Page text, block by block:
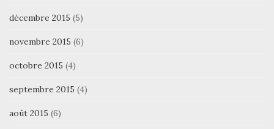
décembre 2015 (5)
novembre 2015 (6)
octobre 2015 (4)
septembre 2015 (4)
août 2015 (6)